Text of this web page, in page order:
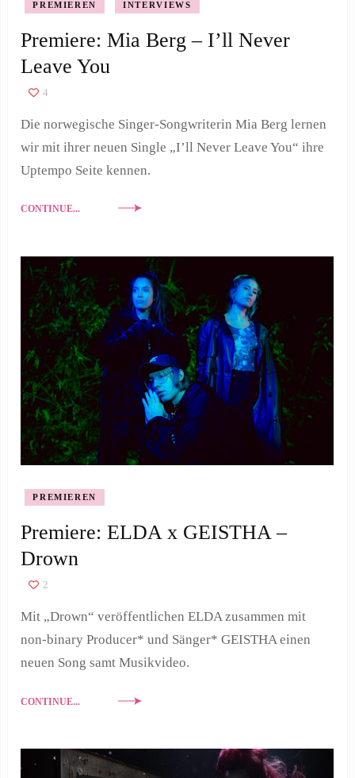
PREMIEREN INTERVIEWS
Premiere: Mia Berg – I’ll Never
Leave You
4
Die norwegische Singer-Songwriterin Mia Berg lernen
wir mit ihrer neuen Single „I’ll Never Leave You“ ihre
Uptempo Seite kennen.
CONTINUE...
PREMIEREN
Premiere: ELDA x GEISTHA –
Drown
2
Mit „Drown“ veröffentlichen ELDA zusammen mit
non-binary Producer* und Sänger* GEISTHA einen
neuen Song samt Musikvideo.
CONTINUE...